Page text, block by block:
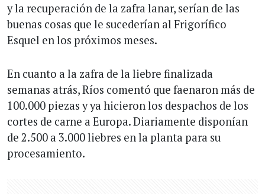
y la recuperación de la zafra lanar, serían de las
buenas cosas que le sucederían al Frigorífico
Esquel en los próximos meses.
En cuanto a la zafra de la liebre finalizada
semanas atrás, Ríos comentó que faenaron más de
100.000 piezas y ya hicieron los despachos de los
cortes de carne a Europa. Diariamente disponían
de 2.500 a 3.000 liebres en la planta para su
procesamiento.